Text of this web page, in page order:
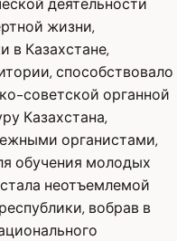
деятельности
жизни,
в Казахстане,
способствовало
советской органной
Казахстана,
органистами,
обучения молодых
неотъемлемой
вобрав в